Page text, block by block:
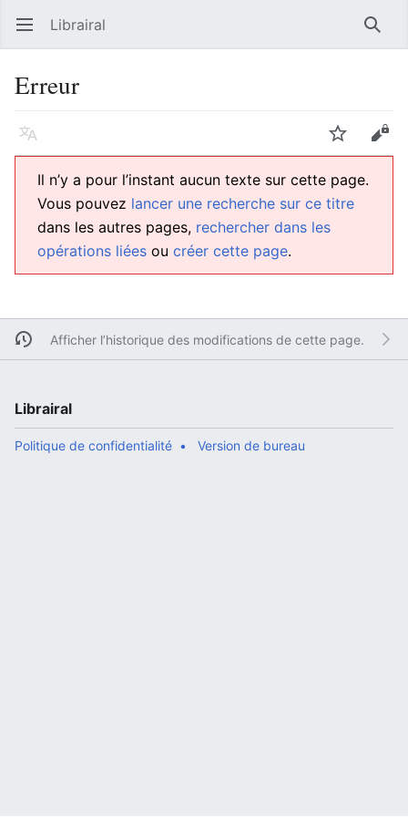
Ouvrir le menu principal Librairal
Erreur
Langue Suivre
Il n’y a pour l’instant aucun texte sur cette page.
Vous pouvez lancer une recherche sur ce titre
dans les autres pages, rechercher dans les
opérations liées ou créer cette page.
Afficher l’historique des modifications de cette page.
Librairal
Politique de confidentialité Version de bureau